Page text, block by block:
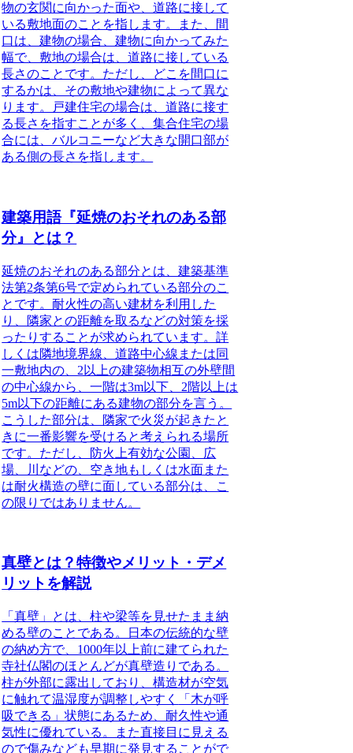
物の玄関に向かった面や、道路に接して
いる敷地面のことを指します。また、間
口は、建物の場合、建物に向かってみた
幅で、敷地の場合は、道路に接している
長さのことです。ただし、どこを間口に
するかは、その敷地や建物によって異な
ります。戸建住宅の場合は、道路に接す
る長さを指すことが多く、集合住宅の場
合には、バルコニーなど大きな開口部が
ある側の長さを指します。
建築用語『延焼のおそれのある部
分』とは？
延焼のおそれのある部分とは、建築基準
法第2条第6号で定められている部分のこ
とです。耐火性の高い建材を利用した
り、隣家との距離を取るなどの対策を採
ったりすることが求められています。詳
しくは隣地境界線、道路中心線または同
一敷地内の、2以上の建築物相互の外壁間
の中心線から、一階は3m以下、2階以上は
5m以下の距離にある建物の部分を言う。
こうした部分は、隣家で火災が起きたと
きに一番影響を受けると考えられる場所
です。ただし、防火上有効な公園、広
場、川などの、空き地もしくは水面また
は耐火構造の壁に面している部分は、こ
の限りではありません。
真壁とは？特徴やメリット・デメ
リットを解説
「真壁」
とは、柱や梁等を見せたまま納
める壁のことである。日本の伝統的な壁
の納め方で、1000年以上前に建てられた
寺社仏閣のほとんどが真壁造り である。
柱が外部に露出しており、構造材が空気
に触れて温湿度が調整しやすく
「木が呼
吸できる」状態にあるため、耐久性や通
気性に優れている。また直接目に見える
ので傷みなども早期に発見することがで